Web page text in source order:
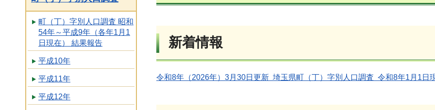
町（丁）字別人口調査 昭和
54年～平成9年（各年1月1
日現在） 結果報告
平成10年
平成11年
平成12年
新着情報
令和8年（2026年）3月30日更新 埼玉県町（丁）字別人口調査 令和8年1月1日